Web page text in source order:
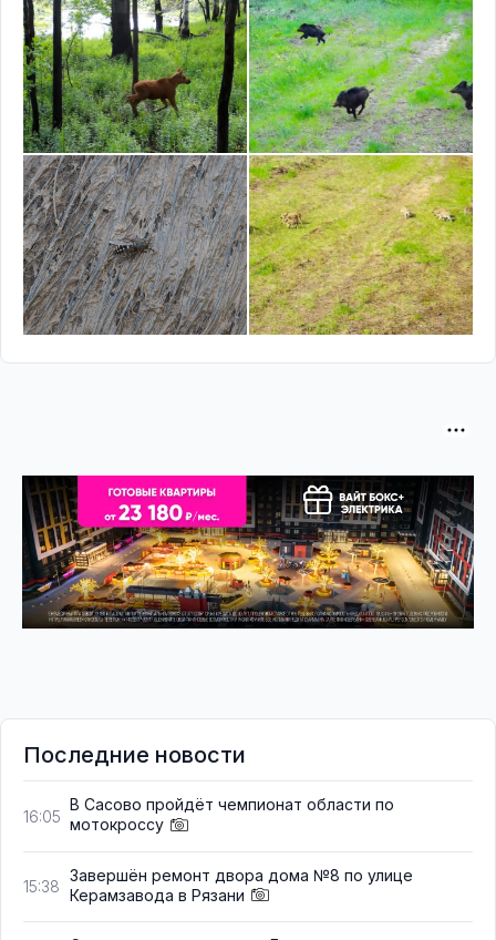
Последние новости
16:05
В Сасово пройдёт чемпионат области по
мотокроссу
15:38
Завершён ремонт двора дома №8 по улице
Керамзавода в Рязани